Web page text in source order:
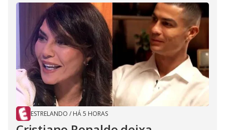
ESTRELANDO / HÁ 5 HORAS